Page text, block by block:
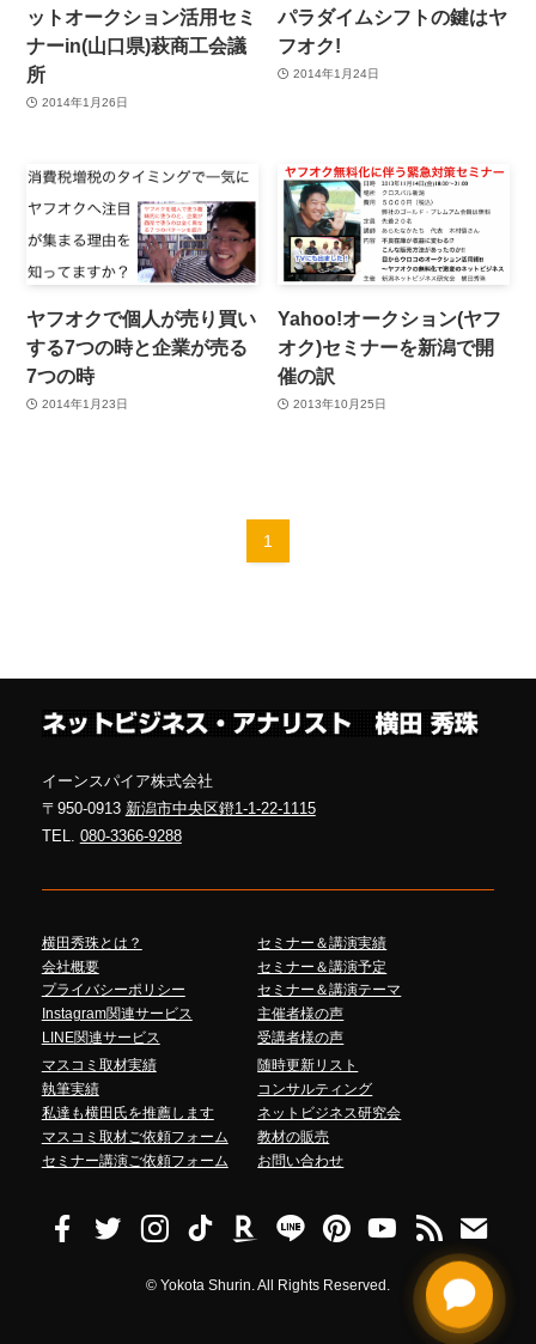
ットオークション活用セミ
ナーin(山口県)萩商工会議
所
2014年1月26日
パラダイムシフトの鍵はヤ
フオク!
2014年1月24日
ヤフオクで個人が売り買い
する7つの時と企業が売る
7つの時
2014年1月23日
Yahoo!オークション(ヤフ
オク)セミナーを新潟で開
催の訳
2013年10月25日
1
イーンスパイア株式会社
〒950-0913 新潟市中央区鐙1-1-22-1115
TEL. 080-3366-9288
横田秀珠とは？
会社概要
プライバシーポリシー
Instagram関連サービス
LINE関連サービス
セミナー＆講演実績
セミナー＆講演予定
セミナー＆講演テーマ
主催者様の声
受講者様の声
マスコミ取材実績
執筆実績
私達も横田氏を推薦します
マスコミ取材ご依頼フォーム
セミナー講演ご依頼フォーム
随時更新リスト
コンサルティング
ネットビジネス研究会
教材の販売
お問い合わせ
© Yokota Shurin. All Rights Reserved.
Talk to me!